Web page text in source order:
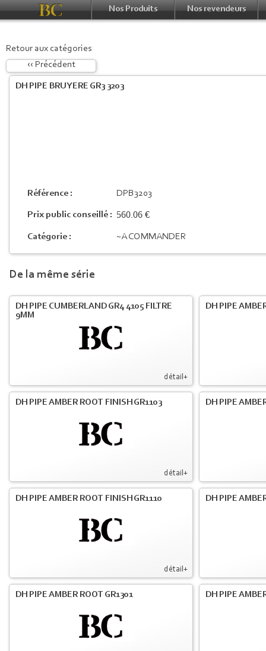
Nos Produits Nos revendeurs
Retour aux catégories
‹‹ Précédent
DH PIPE BRUYERE GR3 3203
Référence : DPB3203
Prix public conseillé : 560.06 €
Catégorie : ~A COMMANDER
De la même série
détail+
DH PIPE CUMBERLAND GR4 4105 FILTRE
9MM
DH PIPE
détail+
DH PIPE AMBER ROOT FINISH GR1103 DH PIPE
détail+
DH PIPE AMBER ROOT FINISH GR1110 DH PIPE
DH PIPE AMBER ROOT GR1301 DH PIPE